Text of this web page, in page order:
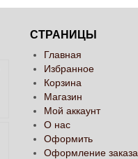
СТРАНИЦЫ
Главная
Избранное
Корзина
Магазин
Мой аккаунт
О нас
Оформить
Оформление заказа